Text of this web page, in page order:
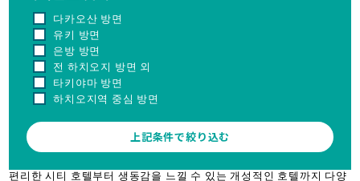
편리한 시티 호텔부터 생동감을 느낄 수 있는 개성적인 호텔까지 다양
다카오산 방면
유키 방면
은방 방면
전 하치오지 방면 외
타키야마 방면
하치오지역 중심 방면